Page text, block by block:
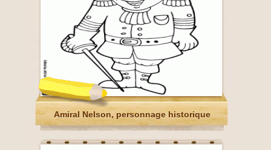
Amiral Nelson, personnage historique